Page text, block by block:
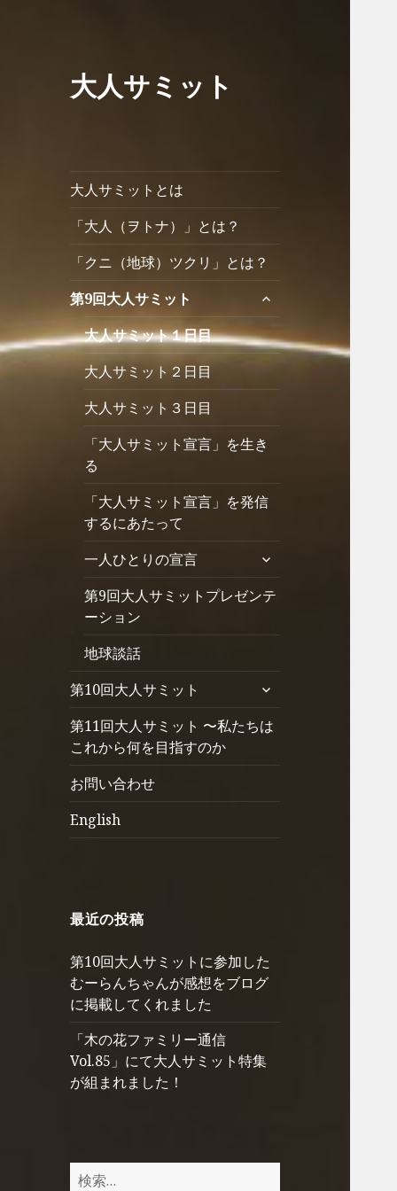
大人サミット
大人サミットとは
「大人（ヲトナ）」とは？
「クニ（地球）ツクリ」とは？
第9回大人サミット
サ
ブ
メ
ニ
展
開
大人サミット１日目
大人サミット２日目
大人サミット３日目
「大人サミット宣言」を生き
る
「大人サミット宣言」を発信
するにあたって
一人ひとりの宣言
サ
ブ
メ
展
開
第9回大人サミットプレゼンテ
ーション
地球談話
第10回大人サミット
サ
メ
第11回大人サミット 〜私たちは
これから何を目指すのか
お問い合わせ
English
最近の投稿
第10回大人サミットに参加した
むーらんちゃんが感想をブログ
に掲載してくれました
「木の花ファミリー通信
Vol.85」にて大人サミット特集
が組まれました！
検